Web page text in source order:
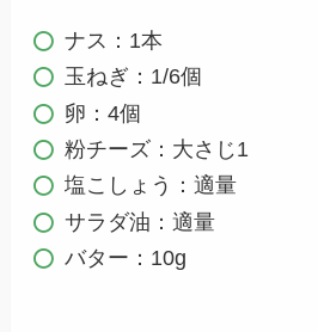
ナス：1本
玉ねぎ：1/6個
卵：4個
粉チーズ：大さじ1
塩こしょう：適量
サラダ油：適量
バター：10g